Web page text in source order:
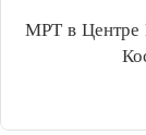
МРТ в Центре